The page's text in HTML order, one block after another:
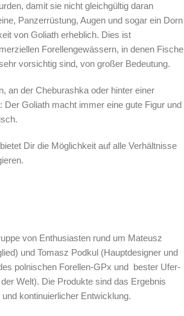
damit sie nicht gleichgültig daran
Panzerrüstung, Augen und sogar ein Dorn
von Goliath erheblich. Dies ist
Forellengewässern, in denen Fische
vorsichtig sind, von großer Bedeutung.
an der Cheburashka oder hinter einer
Der Goliath macht immer eine gute Figur und
Dir die Möglichkeit auf alle Verhältnisse
von Enthusiasten rund um Mateusz
und Tomasz Podkul (Hauptdesigner und
polnischen Forellen-GPx und bester Ufer-
Welt). Die Produkte sind das Ergebnis
kontinuierlicher Entwicklung.